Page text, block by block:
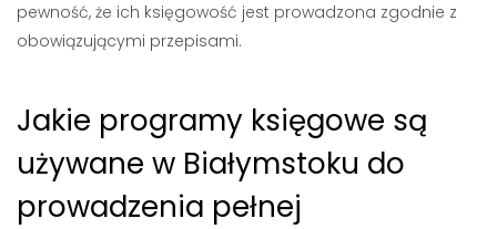
pewność, że ich księgowość jest prowadzona zgodnie z
obowiązującymi przepisami.
Jakie programy księgowe są
używane w Białymstoku do
prowadzenia pełnej